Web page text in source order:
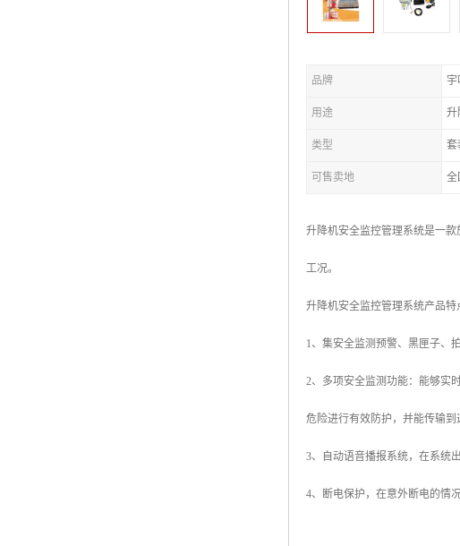
品牌 宇
用途 升
类型 套
可售卖地 全
升降机安全监控管理系统是一
工况。
升降机安全监控管理系统产品特
1、集安全监测预警、黑匣子、
2、多项安全监测功能：能够实
危险进行有效防护，并能传输到
3、自动语音播报系统，在系统
4、断电保护，在意外断电的情